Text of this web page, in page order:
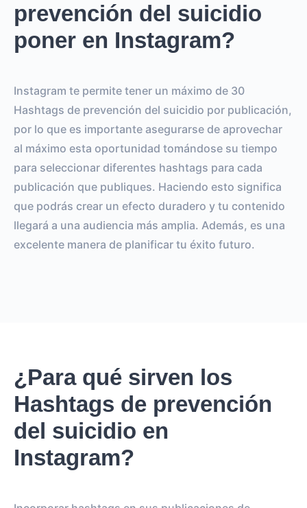
prevención del suicidio
poner en Instagram?
Instagram te permite tener un máximo de 30
Hashtags de prevención del suicidio por publicación,
por lo que es importante asegurarse de aprovechar
al máximo esta oportunidad tomándose su tiempo
para seleccionar diferentes hashtags para cada
publicación que publiques. Haciendo esto significa
que podrás crear un efecto duradero y tu contenido
llegará a una audiencia más amplia. Además, es una
excelente manera de planificar tu éxito futuro.
¿Para qué sirven los
Hashtags de prevención
del suicidio en
Instagram?